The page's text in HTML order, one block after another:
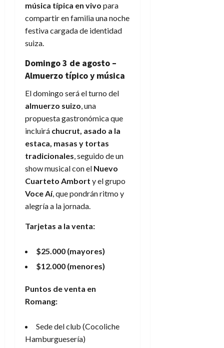
música típica en vivo para
compartir en familia una noche
festiva cargada de identidad
suiza.
Domingo 3 de agosto –
Almuerzo típico y música
El domingo será el turno del
almuerzo suizo, una
propuesta gastronómica que
incluirá chucrut, asado a la
estaca, masas y tortas
tradicionales, seguido de un
show musical con el Nuevo
Cuarteto Ambort y el grupo
Voce Aí, que pondrán ritmo y
alegría a la jornada.
Tarjetas a la venta:
$25.000 (mayores)
$12.000 (menores)
Puntos de venta en
Romang:
Sede del club (Cocoliche
Hamburguesería)